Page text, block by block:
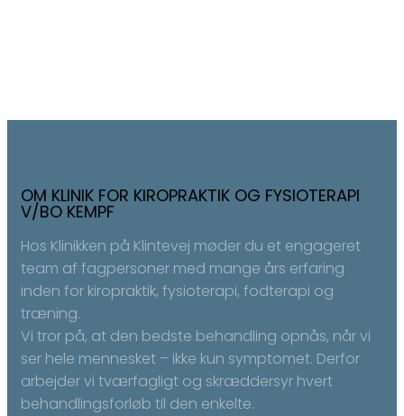
OM KLINIK FOR KIROPRAKTIK OG FYSIOTERAPI
V/BO KEMPF
Hos Klinikken på Klintevej møder du et engageret
team af fagpersoner med mange års erfaring
inden for kiropraktik, fysioterapi, fodterapi og
træning.
Vi tror på, at den bedste behandling opnås, når vi
ser hele mennesket – ikke kun symptomet. Derfor
arbejder vi tværfagligt og skræddersyr hvert
behandlingsforløb til den enkelte.